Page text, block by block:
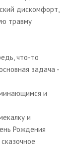
дискомфорт,
травму
что-то
задача -
и
и
Рождения